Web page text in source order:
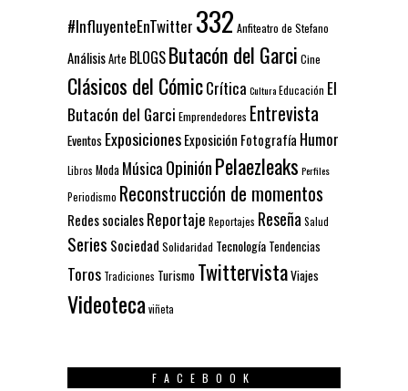
#InfluyenteEnTwitter 332 Anfiteatro de Stefano
AnálisisArte BLOGSButacón del Garci Cine
Clásicos del CómicCrítica CulturaEducación El
Butacón del Garci Emprendedores Entrevista
Eventos ExposicionesExposición Fotografía Humor
Libros Moda Música OpiniónPelaezleaks Perfiles
Periodismo Reconstrucción de momentos
Redes socialesReportaje Reportajes ReseñaSalud
Series Sociedad Solidaridad Tecnología Tendencias
Toros Tradiciones Turismo TwittervistaViajes
Videotecaviñeta
FACEBOOK